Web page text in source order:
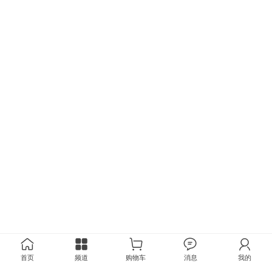
首页 频道 购物车 消息 我的